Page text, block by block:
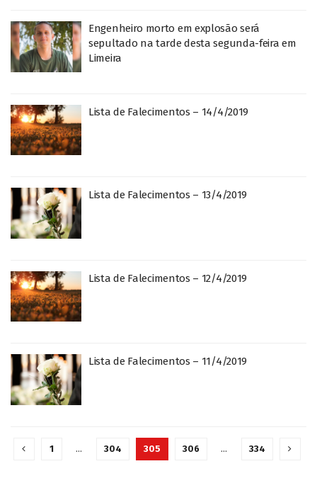
Engenheiro morto em explosão será
sepultado na tarde desta segunda-feira em
Limeira
Lista de Falecimentos – 14/4/2019
Lista de Falecimentos – 13/4/2019
Lista de Falecimentos – 12/4/2019
Lista de Falecimentos – 11/4/2019
1 … 304 305 306 … 334